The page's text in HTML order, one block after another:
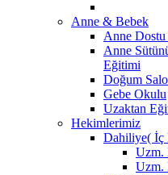
Anne & Bebek
Anne
Anne
Eğitimi
Doğum
Gebe Okulu
Uzaktan
Hekimlerimiz
Dahiliye( İç
Uzm.
Uzm.